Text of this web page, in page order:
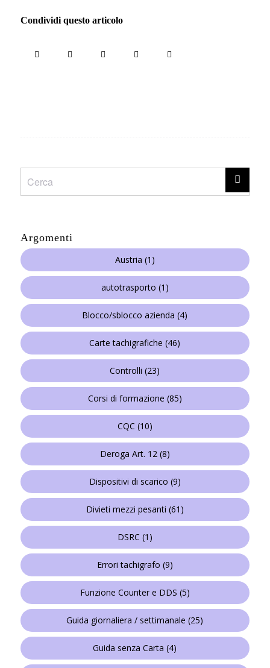
Condividi questo articolo
Argomenti
Austria (1)
autotrasporto (1)
Blocco/sblocco azienda (4)
Carte tachigrafiche (46)
Controlli (23)
Corsi di formazione (85)
CQC (10)
Deroga Art. 12 (8)
Dispositivi di scarico (9)
Divieti mezzi pesanti (61)
DSRC (1)
Errori tachigrafo (9)
Funzione Counter e DDS (5)
Guida giornaliera / settimanale (25)
Guida senza Carta (4)